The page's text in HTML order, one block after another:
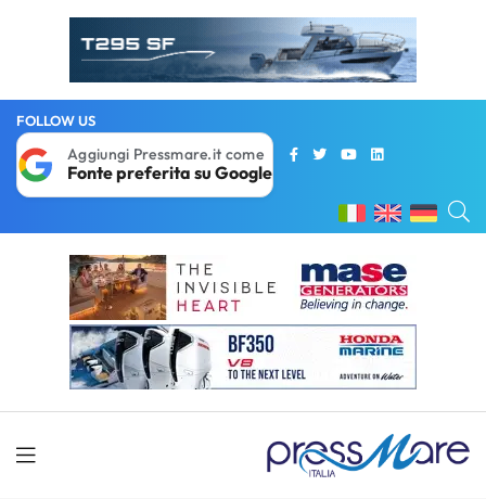
FOLLOW US
Aggiungi Pressmare.it come
Fonte preferita su Google